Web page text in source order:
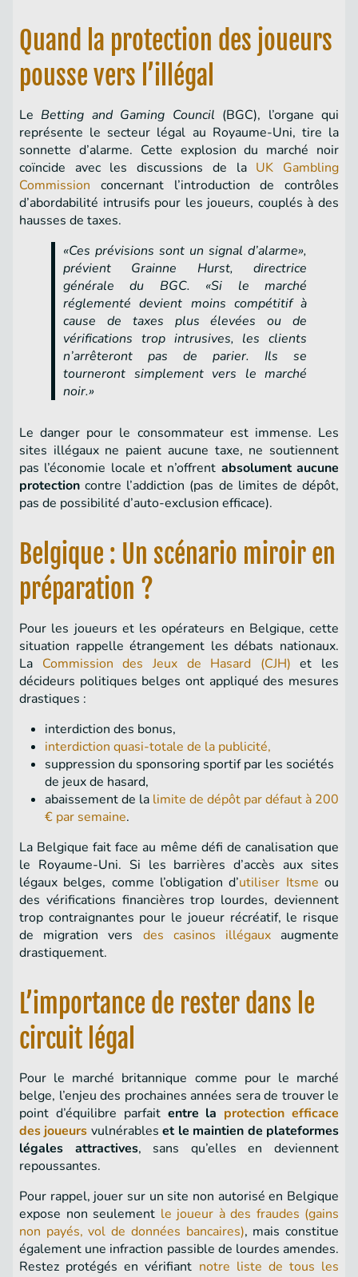
Quand la protection des joueurs
pousse vers l’illégal
Le Betting and Gaming Council (BGC), l’organe qui
représente le secteur légal au Royaume-Uni, tire la
sonnette d’alarme. Cette explosion du marché noir
coïncide avec les discussions de la UK Gambling
Commission concernant l’introduction de contrôles
d’abordabilité intrusifs pour les joueurs, couplés à des
hausses de taxes.
«Ces prévisions sont un signal d’alarme»,
prévient Grainne Hurst, directrice
générale du BGC. «Si le marché
réglementé devient moins compétitif à
cause de taxes plus élevées ou de
vérifications trop intrusives, les clients
n’arrêteront pas de parier. Ils se
tourneront simplement vers le marché
noir.»
Le danger pour le consommateur est immense. Les
sites illégaux ne paient aucune taxe, ne soutiennent
pas l’économie locale et n’offrent absolument aucune
protection contre l’addiction (pas de limites de dépôt,
pas de possibilité d’auto-exclusion efficace).
Belgique : Un scénario miroir en
préparation ?
Pour les joueurs et les opérateurs en Belgique, cette
situation rappelle étrangement les débats nationaux.
La Commission des Jeux de Hasard (CJH) et les
décideurs politiques belges ont appliqué des mesures
drastiques :
interdiction des bonus,
interdiction quasi-totale de la publicité,
suppression du sponsoring sportif par les sociétés
de jeux de hasard,
abaissement de la limite de dépôt par défaut à 200
€ par semaine.
La Belgique fait face au même défi de canalisation que
le Royaume-Uni. Si les barrières d’accès aux sites
légaux belges, comme l’obligation d’utiliser Itsme ou
des vérifications financières trop lourdes, deviennent
trop contraignantes pour le joueur récréatif, le risque
de migration vers des casinos illégauxaugmente
drastiquement.
L’importance de rester dans le
circuit légal
Pour le marché britannique comme pour le marché
belge, l’enjeu des prochaines années sera de trouver le
point d’équilibre parfait entre la protection efficace
des joueurs vulnérableset le maintien de plateformes
légales attractives, sans qu’elles en deviennent
repoussantes.
Pour rappel, jouer sur un site non autorisé en Belgique
expose non seulement le joueur à des fraudes (gains
non payés, vol de données bancaires), mais constitue
également une infraction passible de lourdes amendes.
Restez protégés en vérifiant notre liste de tous les